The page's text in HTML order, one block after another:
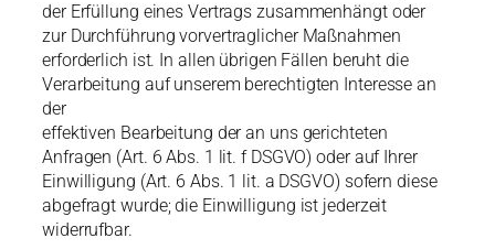
der Erfüllung eines Vertrags zusammenhängt oder
zur Durchführung vorvertraglicher Maßnahmen
erforderlich ist. In allen übrigen Fällen beruht die
Verarbeitung auf unserem berechtigten Interesse an
der
effektiven Bearbeitung der an uns gerichteten
Anfragen (Art. 6 Abs. 1 lit. f DSGVO) oder auf Ihrer
Einwilligung (Art. 6 Abs. 1 lit. a DSGVO) sofern diese
abgefragt wurde; die Einwilligung ist jederzeit
widerrufbar.